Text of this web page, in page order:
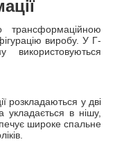
трансформаційною
виробу. У Г-
використовуються
розкладаються у дві
укладається в нішу,
широке спальне